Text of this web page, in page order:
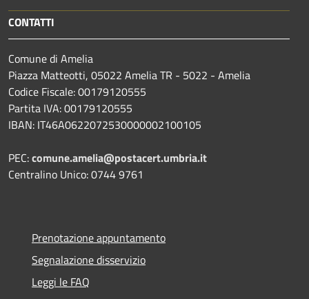
CONTATTI
Comune di Amelia
Piazza Matteotti, 05022 Amelia TR - 5022 - Amelia
Codice Fiscale: 00179120555
Partita IVA: 00179120555
IBAN: IT46A0622072530000002100105
PEC:comune.amelia@postacert.umbria.it
Centralino Unico: 0744 9761
Prenotazione appuntamento
Segnalazione disservizio
Leggi le FAQ